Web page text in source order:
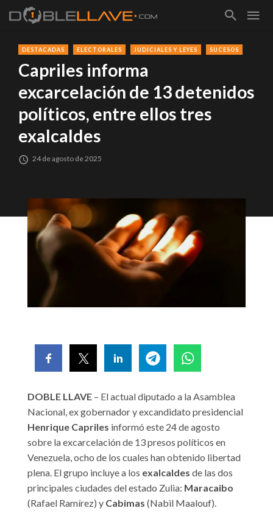
DESTACADAS ELECTORALES JUDICIALES Y LEYES SUCESOS
Capriles informa
excarcelación de 13 detenidos
políticos, entre ellos tres
exalcaldes
24 de agosto de 2025
DOBLE LLAVE – El actual diputado a la Asamblea
Nacional, ex gobernador y excandidato presidencial
Henrique Capriles informó este 24 de agosto
sobre la excarcelación de 13 presos políticos en
Venezuela, ocho de los cuales han obtenido libertad
plena. El grupo incluye a los exalcaldes de las dos
principales ciudades del estado Zulia: Maracaibo
(Rafael Ramírez) y Cabimas (Nabil Maalouf).